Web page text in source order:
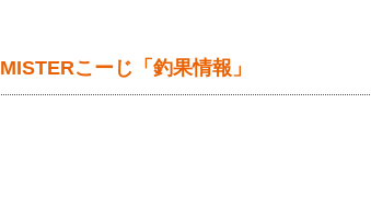
MISTERこーじ「釣果情報」